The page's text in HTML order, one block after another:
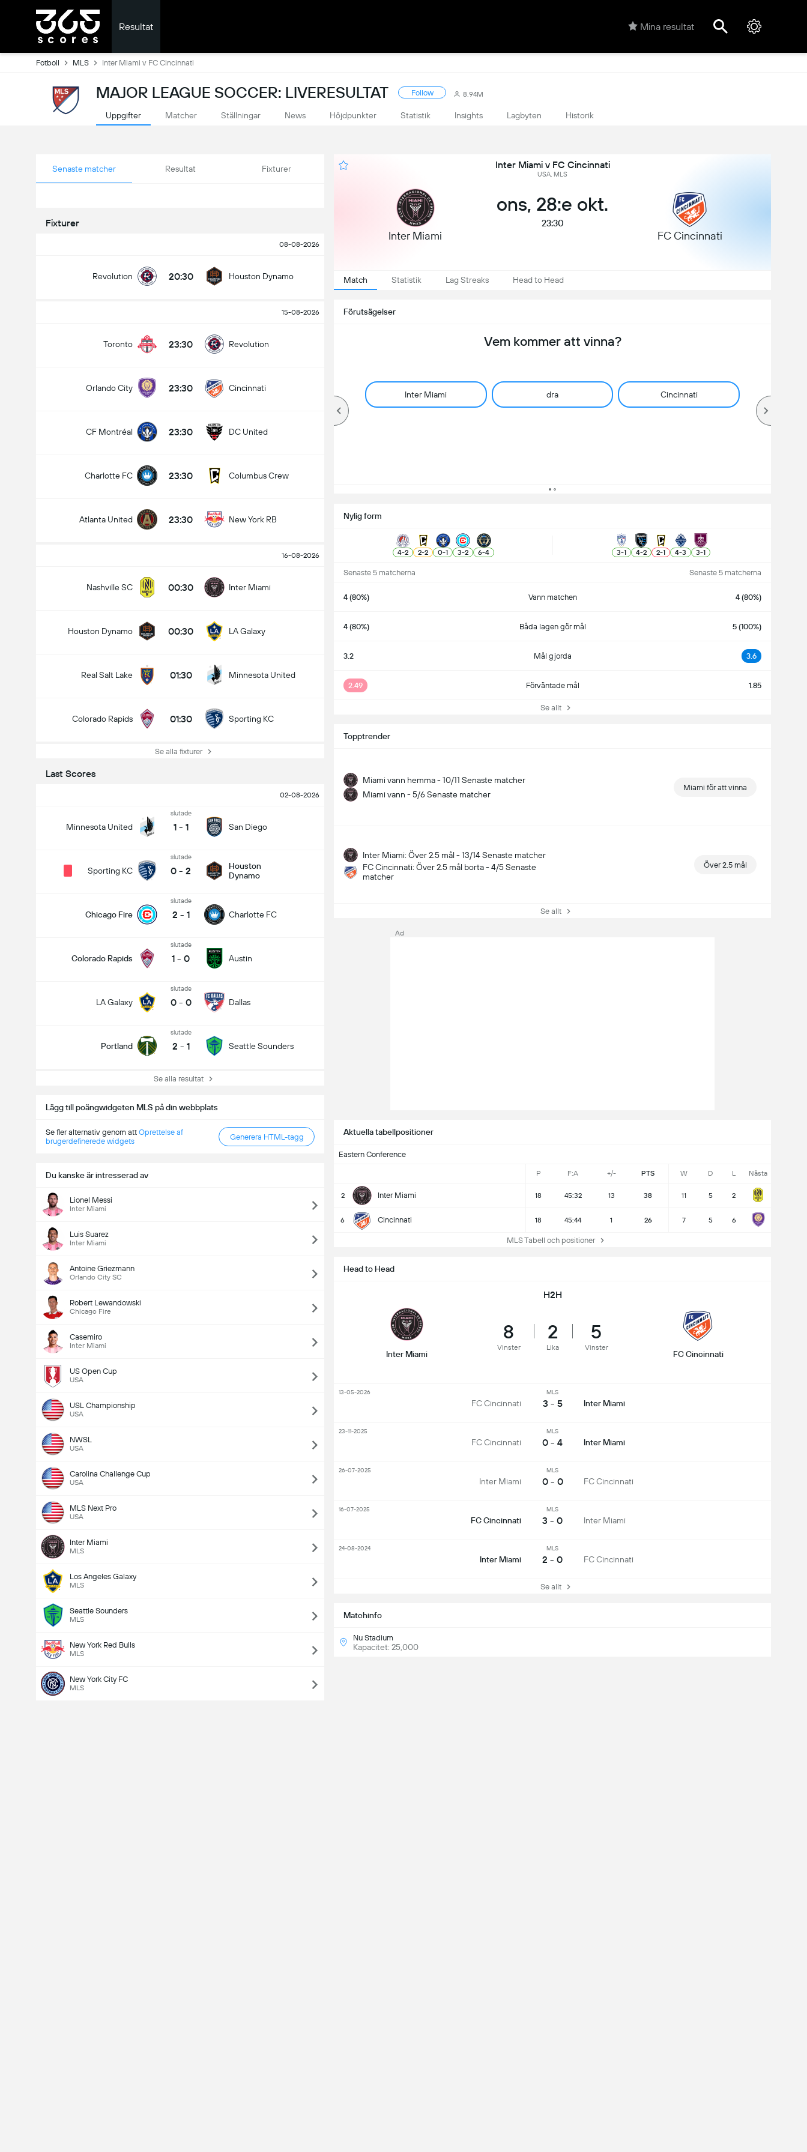
Resultat Mina resultat
Fotboll MLS Inter Miami v FC Cincinnati
MAJOR LEAGUE SOCCER: LIVERESULTAT Follow 8.94M
Uppgifter Matcher Ställningar News Höjdpunkter Statistik Insights Lagbyten Historik
Senaste matcher Resultat Fixturer
Fixturer
08-08-2026
Revolution 20:30 Houston Dynamo
15-08-2026
Toronto 23:30 Revolution
Orlando City 23:30 Cincinnati
CF Montréal 23:30 DC United
Charlotte FC 23:30 Columbus Crew
Atlanta United 23:30 New York RB
16-08-2026
Nashville SC 00:30 Inter Miami
Houston Dynamo 00:30 LA Galaxy
Real Salt Lake 01:30 Minnesota United
Colorado Rapids 01:30 Sporting KC
Se alla fixturer
Last Scores
02-08-2026
Minnesota United
slutade
1 - 1 San Diego
Sporting KC
slutade
0 - 2
Houston
Dynamo
Chicago Fire
slutade
2 - 1 Charlotte FC
Colorado Rapids
slutade
1 - 0 Austin
LA Galaxy
slutade
0 - 0 Dallas
Portland
slutade
2 - 1 Seattle Sounders
Se alla resultat
Lägg till poängwidgeten MLS på din webbplats
Se fler alternativ genom att Oprettelse af
brugerdefinerede widgets
Generera HTML-tagg
Du kanske är intresserad av
Lionel Messi
Inter Miami
Luis Suarez
Inter Miami
Antoine Griezmann
Orlando City SC
Robert Lewandowski
Chicago Fire
Casemiro
Inter Miami
US Open Cup
USA
USL Championship
USA
NWSL
USA
Carolina Challenge Cup
USA
MLS Next Pro
USA
Inter Miami
MLS
Los Angeles Galaxy
MLS
Seattle Sounders
MLS
New York Red Bulls
MLS
New York City FC
MLS
Inter Miami v FC Cincinnati
USA, MLS
Inter Miami
ons, 28:e okt.
23:30
FC Cincinnati
Match Statistik Lag Streaks Head to Head
Förutsägelser
Vem kommer att vinna?
Inter Miami dra Cincinnati
Totalt mål i matchen (2.5)
över
Nylig form
4-2 2-2 0-1 3-2 6-4 3-1 4-2 2-1 4-3 3-1
Senaste 5 matcherna Senaste 5 matcherna
4 (80%) Vann matchen 4 (80%)
4 (80%) Båda lagen gör mål 5 (100%)
3.2 Mål gjorda 3.6
2.49 Förväntade mål 1.85
Se allt
Topptrender
Miami vann hemma - 10/11 Senaste matcher
Miami vann - 5/6 Senaste matcher
Miami för att vinna
Inter Miami: Över 2.5 mål - 13/14 Senaste matcher
FC Cincinnati: Över 2.5 mål borta - 4/5 Senaste
matcher
Över 2.5 mål
Se allt
Aktuella tabellpositioner
Eastern Conference
P F:A +/- PTS W D L Nästa
2 Inter Miami 18 45:32 13 38 11 5 2
6 Cincinnati 18 45:44 1 26 7 5 6
MLS Tabell och positioner
Matchinfo
Nu Stadium
Kapacitet: 25,000
Head to Head
H2H
Inter Miami
8
Vinster
2
Lika
5
Vinster
FC Cincinnati
FC Cincinnati
MLS
3 - 5 Inter Miami
13-05-2026
FC Cincinnati
MLS
0 - 4 Inter Miami
23-11-2025
Inter Miami
MLS
0 - 0 FC Cincinnati
26-07-2025
FC Cincinnati
MLS
3 - 0 Inter Miami
16-07-2025
Inter Miami
MLS
2 - 0 FC Cincinnati
24-08-2024
Se allt
Ad